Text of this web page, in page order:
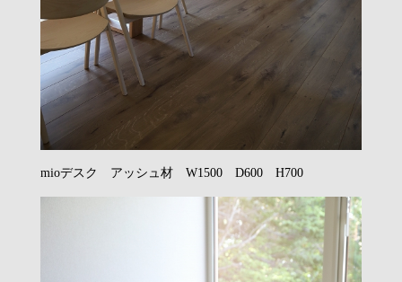
mioデスク アッシュ材 W1500 D600 H700